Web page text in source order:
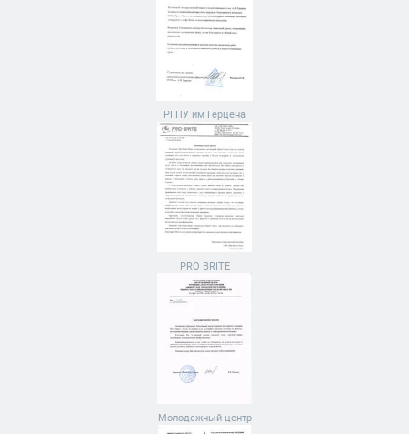
РГПУ им Герцена
PRO BRITE
Молодежный центр